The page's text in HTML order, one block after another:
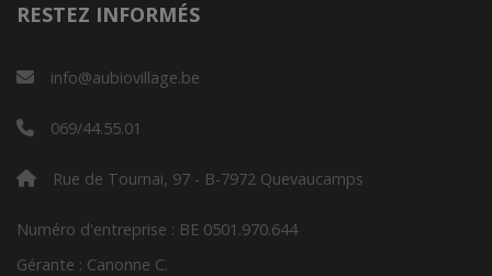
RESTEZ INFORMÉS
info@aubiovillage.be
069/44.55.01
Rue de Tournai, 97 - B-7972 Quevaucamps
Numéro d'entreprise : BE 0501.970.644
Gérante : Canonne C.